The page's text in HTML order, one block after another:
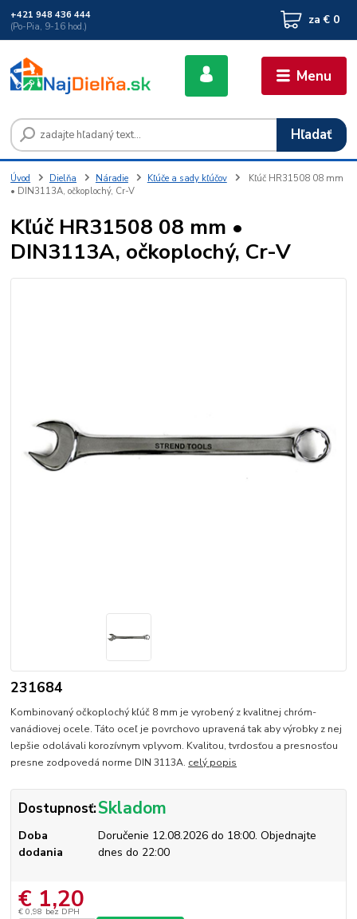
Menu
Hľadať
+421 948 436 444
(Po-Pia, 9-16 hod.)
za € 0
Úvod Dielňa Náradie Kľúče a sady kľúčov
Kľúč HR31508 08 mm
• DIN3113A, očkoplochý, Cr-V
Kľúč HR31508 08 mm •
DIN3113A, očkoplochý, Cr-V
231684
Kombinovaný očkoplochý kľúč 8 mm je vyrobený z kvalitnej chróm-
vanádiovej ocele. Táto oceľ je povrchovo upravená tak aby výrobky z nej
lepšie odolávali korozívnym vplyvom. Kvalitou, tvrdosťou a presnosťou
presne zodpovedá norme DIN 3113A. celý popis
Dostupnosť:Skladom
Doba
dodania
Doručenie 12.08.2026 do 18:00. Objednajte
dnes do 22:00
€ 1,20
€ 0,98 bez DPH